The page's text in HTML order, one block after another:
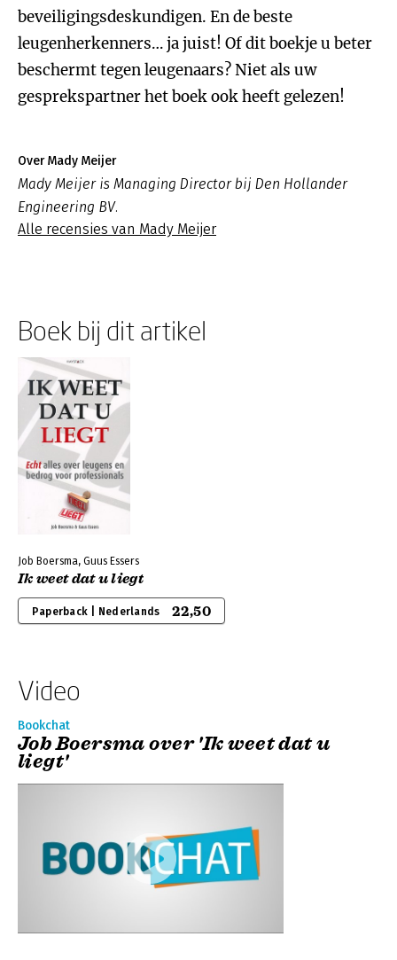
beveiligingsdeskundigen. En de beste
leugenherkenners… ja juist! Of dit boekje u beter
beschermt tegen leugenaars? Niet als uw
gesprekspartner het boek ook heeft gelezen!
Over Mady Meijer
Mady Meijer is Managing Director bij Den Hollander
Engineering BV.
Alle recensies van Mady Meijer
Boek bij dit artikel
Job Boersma, Guus Essers
Ik weet dat u liegt
Paperback | Nederlands 22,50
Video
Bookchat
Job Boersma over 'Ik weet dat u
liegt'